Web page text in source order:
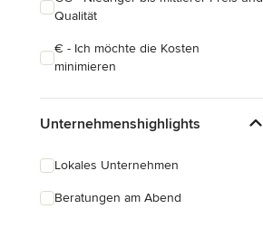
Qualität
€ - Ich möchte die Kosten
minimieren
Unternehmenshighlights
Lokales Unternehmen
Beratungen am Abend